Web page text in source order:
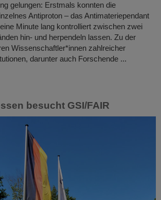
gelungen: Erstmals konnten die
Antiproton – das Antimateriependant
Minute lang kontrolliert zwischen zwei
hin- und herpendeln lassen. Zu der
Wissenschaftler*innen zahlreicher
darunter auch Forschende ...
besucht GSI/FAIR